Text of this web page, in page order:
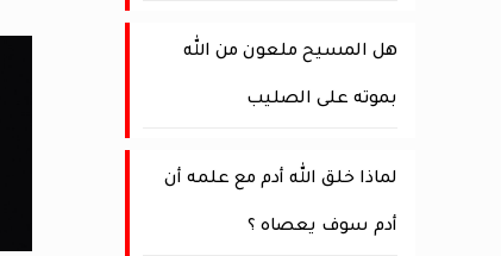
هل المسيح ملعون من الله
بموته على الصليب
لماذا خلق الله أدم مع علمه أن
أدم سوف يعصاه ؟